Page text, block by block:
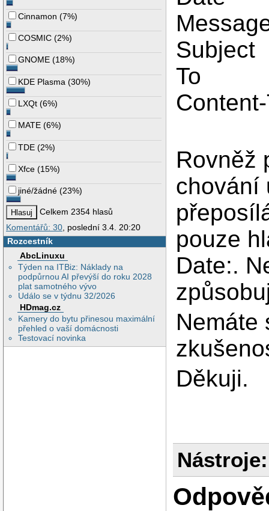
Cinnamon (7%)
COSMIC (2%)
GNOME (18%)
KDE Plasma (30%)
LXQt (6%)
MATE (6%)
TDE (2%)
Xfce (15%)
jiné/žádné (23%)
Celkem 2354 hlasů
Komentářů: 30 , poslední 3.4. 20:20
Rozcestník
AbcLinuxu
Týden na ITBiz: Náklady na
podpůrnou AI převýší do roku 2028
plat samotného vývo
Událo se v týdnu 32/2026
HDmag.cz
Kamery do bytu přinesou maximální
přehled o vaší domácnosti
Testovací novinka
Subject
To
Rovněž
chování
pouze
Date:.
Nemáte
Děkuji.
Nástroje: